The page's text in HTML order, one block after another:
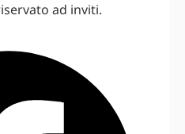
ad inviti.